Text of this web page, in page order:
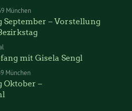
München
– Vorstellung
mit Gisela Sengl
München
Oktober –